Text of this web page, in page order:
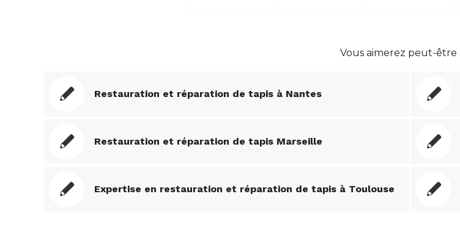
Vous aimerez peut-être
Restauration et réparation de tapis à Nantes
Restauration et réparation de tapis Marseille
Expertise en restauration et réparation de tapis à Toulouse